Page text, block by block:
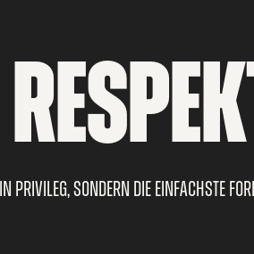
Privileg, sondern die einfachste